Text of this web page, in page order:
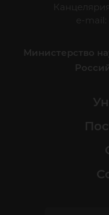
e-mail:
Министерство